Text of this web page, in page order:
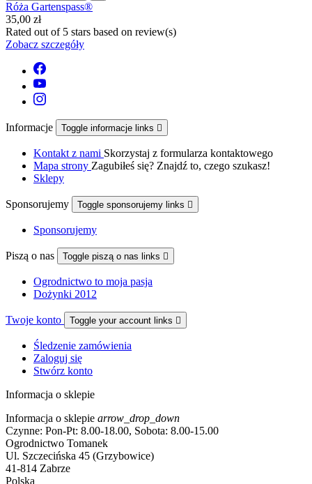
Róża Gartenspass®
35,00 zł
Rated out of 5 stars based on review(s)
Zobacz szczegóły
Informacje Toggle informacje links 
Kontakt z nami Skorzystaj z formularza kontaktowego
Mapa strony Zagubiłeś się? Znajdź to, czego szukasz!
Sklepy
Sponsorujemy Toggle sponsorujemy links 
Sponsorujemy
Piszą o nas Toggle piszą o nas links 
Ogrodnictwo to moja pasja
Dożynki 2012
Twoje konto Toggle your account links 
Śledzenie zamówienia
Zaloguj się
Stwórz konto
Informacja o sklepie
Informacja o sklepie arrow_drop_down
Czynne: Pon-Pt: 8.00-18.00, Sobota: 8.00-15.00
Ogrodnictwo Tomanek
Ul. Szczecińska 45 (Grzybowice)
41-814 Zabrze
Polska